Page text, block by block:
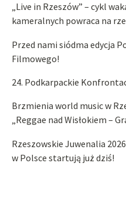
„Live in Rzeszów” – cykl
kameralnych powraca na
Przed nami siódma edycja
Filmowego!
24. Podkarpackie
Brzmienia world music w
„Reggae nad Wisłokiem –
Rzeszowskie Juwenalia
w Polsce startują już dziś!